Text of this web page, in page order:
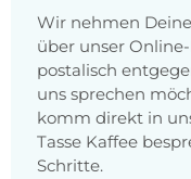
Wir nehmen
über unser
postalisch
uns sprechen
komm direkt in
Tasse Kaffee
Schritte.